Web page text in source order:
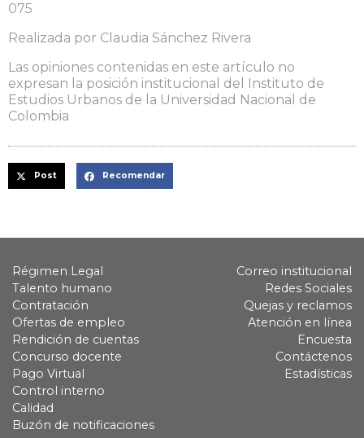
075
Realizada por Claudia Sánchez Rivera
Las opiniones contenidas en este artículo no
expresan la posición institucional del Instituto de
Estudios Urbanos de la Universidad Nacional de
Colombia
Post Recomendar
Régimen Legal
Talento humano
Contratación
Ofertas de empleo
Rendición de cuentas
Concurso docente
Pago Virtual
Control interno
Calidad
Buzón de notificaciones
Correo institucional
Redes Sociales
Quejas y reclamos
Atención en línea
Encuesta
Contáctenos
Estadísticas